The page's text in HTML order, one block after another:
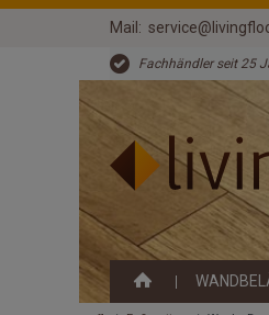
Mail:
Fachhändler seit 25